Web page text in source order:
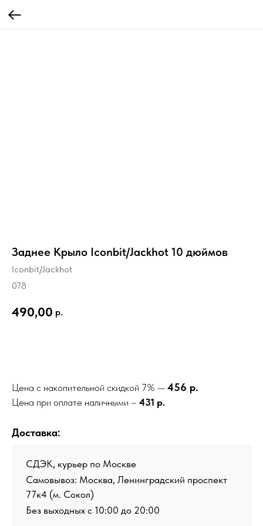
Заднее Крыло Iconbit/Jackhot 10 дюймов
Iconbit/Jackhot
078
490,00 р.
Цена с накопительной скидкой 7% — 456 р.
Цена при оплате наличными – 431 р.
Доставка:
СДЭК, курьер по Москве
Самовывоз: Москва, Ленинградский проспект
77к4 (м. Сокол)
Без выходных с 10:00 до 20:00